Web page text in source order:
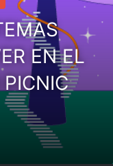
EN EL
PICNIC